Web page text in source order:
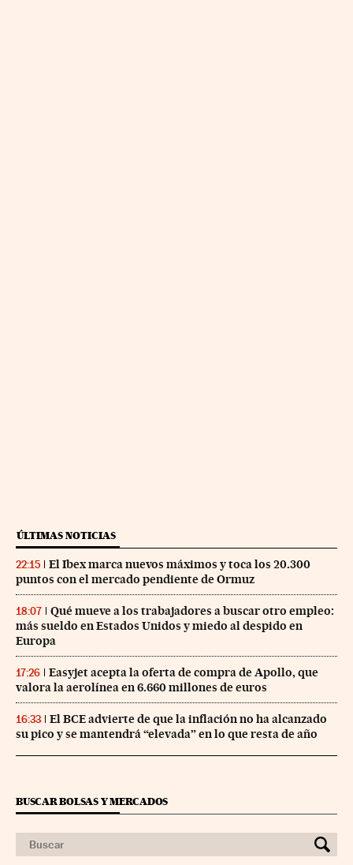
ÚLTIMAS NOTICIAS
22:15
El Ibex marca nuevos máximos y toca los 20.300
puntos con el mercado pendiente de Ormuz
18:07
Qué mueve a los trabajadores a buscar otro empleo:
más sueldo en Estados Unidos y miedo al despido en
Europa
17:26
Easyjet acepta la oferta de compra de Apollo, que
valora la aerolínea en 6.660 millones de euros
16:33
El BCE advierte de que la inflación no ha alcanzado
su pico y se mantendrá “elevada” en lo que resta de año
BUSCAR BOLSAS Y MERCADOS